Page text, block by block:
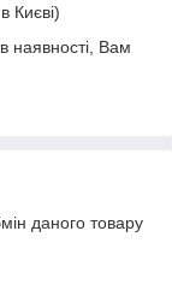
Києві)
наявності, Вам
даного товару